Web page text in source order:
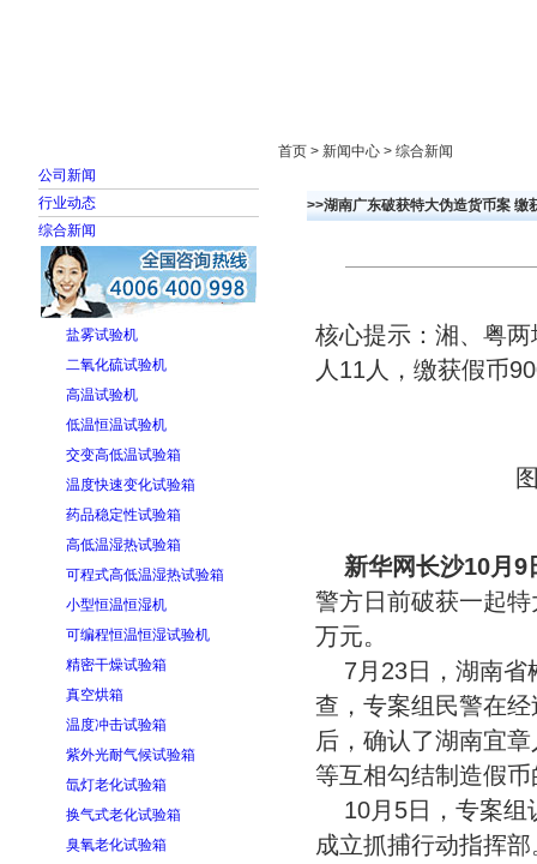
公司新闻
行业动态
综合新闻
盐雾试验机
二氧化硫试验机
高温试验机
低温恒温试验机
交变高低温试验箱
温度快速变化试验箱
药品稳定性试验箱
高低温湿热试验箱
可程式高低温湿热试验箱
小型恒温恒湿机
可编程恒温恒湿试验机
精密干燥试验箱
真空烘箱
温度冲击试验箱
紫外光耐气候试验箱
氙灯老化试验箱
换气式老化试验箱
臭氧老化试验箱
首页 > 新闻中心 > 综合新闻
>>湖南广东破获特大伪造货币案 缴
核心提示：湘、粤
人11人，缴获假币
新华网长沙10月9
警方日前破获一起
万元。
7月23日，湖南
查，专案组民警在
后，确认了湖南宜
等互相勾结制造假
10月5日，专案
成立抓捕行动指挥